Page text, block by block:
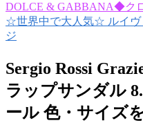
DOLCE & GABBANA◆ク
☆世界中で大人気☆ ルイヴ
ジ
Sergio Rossi
ラップサンダル
ール 色・サイズ